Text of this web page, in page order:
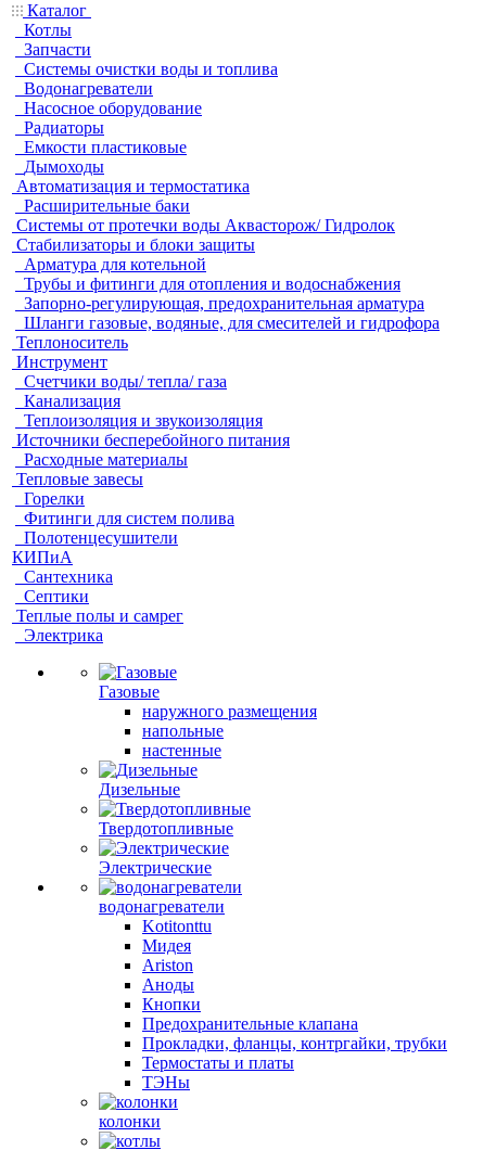
Каталог
Котлы
Запчасти
Системы очистки воды и топлива
Водонагреватели
Насосное оборудование
Радиаторы
Емкости пластиковые
Дымоходы
Автоматизация и термостатика
Расширительные баки
Системы от протечки воды Аквасторож/ Гидролок
Стабилизаторы и блоки защиты
Арматура для котельной
Трубы и фитинги для отопления и водоснабжения
Запорно-регулирующая, предохранительная арматура
Шланги газовые, водяные, для смесителей и гидрофора
Теплоноситель
Инструмент
Счетчики воды/ тепла/ газа
Канализация
Теплоизоляция и звукоизоляция
Источники бесперебойного питания
Расходные материалы
Тепловые завесы
Горелки
Фитинги для систем полива
Полотенцесушители
КИПиА
Сантехника
Септики
Теплые полы и самрег
Электрика
Газовые
наружного размещения
напольные
настенные
Дизельные
Твердотопливные
Электрические
водонагреватели
Kotitonttu
Мидея
Ariston
Аноды
Кнопки
Предохранительные клапана
Прокладки, фланцы, контргайки, трубки
Термостаты и платы
ТЭНы
колонки